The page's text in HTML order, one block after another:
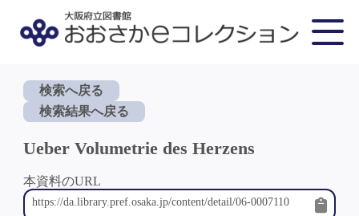
検索へ戻る
検索結果へ戻る
Ueber Volumetrie des Herzens
本資料のURL